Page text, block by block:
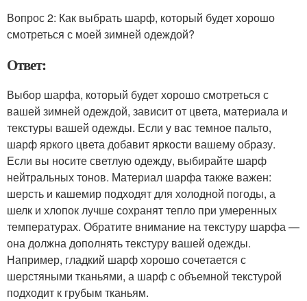
Вопрос 2: Как выбрать шарф, который будет хорошо
смотреться с моей зимней одеждой?
Ответ:
Выбор шарфа, который будет хорошо смотреться с
вашей зимней одеждой, зависит от цвета, материала и
текстуры вашей одежды. Если у вас темное пальто,
шарф яркого цвета добавит яркости вашему образу.
Если вы носите светлую одежду, выбирайте шарф
нейтральных тонов. Материал шарфа также важен:
шерсть и кашемир подходят для холодной погоды, а
шелк и хлопок лучше сохранят тепло при умеренных
температурах. Обратите внимание на текстуру шарфа —
она должна дополнять текстуру вашей одежды.
Например, гладкий шарф хорошо сочетается с
шерстяными тканьями, а шарф с объемной текстурой
подходит к грубым тканьям.